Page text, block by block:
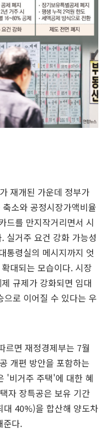
재개된 가운데 정부가
소와 공정시장가액비율
드를 만지작거리면서 시
실거주 요건 강화 가능성
통령실의 메시지까지 엇
대되는 모습이다. 시장
규제가 강화되면 임대
으로 이어질 수 있다는 우
르면 재정경제부는 7월
개편 방안을 포함하는
'비거주 주택'에 대한 혜
자 장특공은 보유 기간
40%)을 합산해 양도차
준다.